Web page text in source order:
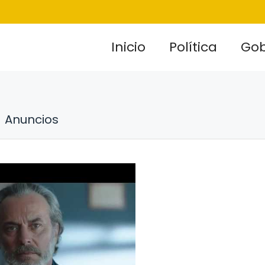
Inicio Política
Anuncios